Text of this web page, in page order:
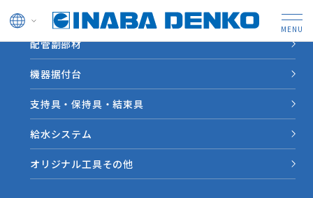
ドレン管
配管副部材
機器据付台
支持具・保持具・結束具
給水システム
オリジナル工具その他
HOME
新着情報
収縮保護管・配管固定用サドル 寸法図を追加
新着情報
2014.12.08 更新情報
収縮保護管・配管固定用サドル 寸